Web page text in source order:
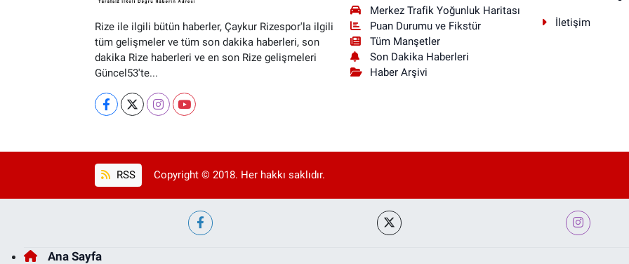
Rize ile ilgili bütün haberler, Çaykur Rizespor'la ilgili
tüm gelişmeler ve tüm son dakika haberleri, son
dakika Rize haberleri ve en son Rize gelişmeleri
Güncel53'te...
Merkez Trafik Yoğunluk Haritası
Puan Durumu ve Fikstür
Tüm Manşetler
Son Dakika Haberleri
Haber Arşivi
İletişim
RSS Copyright © 2018. Her hakkı saklıdır.
Ana Sayfa